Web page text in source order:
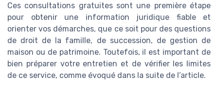
Ces consultations gratuites sont une première étape
pour obtenir une information juridique fiable et
orienter vos démarches, que ce soit pour des questions
de droit de la famille, de succession, de gestion de
maison ou de patrimoine. Toutefois, il est important de
bien préparer votre entretien et de vérifier les limites
de ce service, comme évoqué dans la suite de l’article.